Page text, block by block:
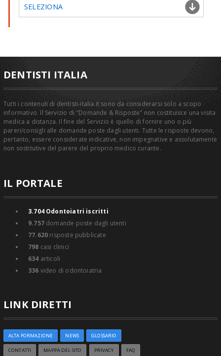
SELEZIONA
DENTISTI ITALIA
Tutti i contenuti di dentisti-italia.it sono da considerarsi solo a scopo
informativo. Il Servizio di "Domande & Risposte" non costituisce una visita
medica a distanza. Il fine del Servizio è quello di fornire uno o più
pareri/consigli alle domande poste dagli utenti. Tutte le risposte devono,
pertanto, essere considerate indicative, non impegnative e assolutamente
non sostitutive del parere del proprio medico curante.
IL PORTALE
3.704Odontoiatri iscritti
9.757domande poste dagli utenti
77.620 risposte pubblicate
798 casi clinici
634 articoli
336 video di odontoiatria
LINK DIRETTI
ALTA FORMAZIONE NEWS GLOSSARIO
CONTATTI MAPPA DEL SITO PRIVACY FAQ